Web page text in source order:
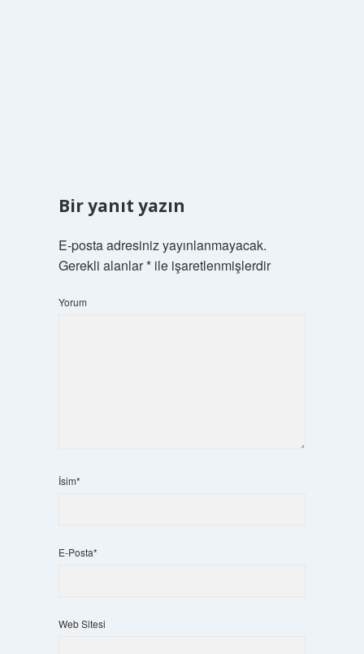
Bir yanıt yazın
E-posta adresiniz yayınlanmayacak.
Gerekli alanlar*ile işaretlenmişlerdir
Yorum
İsim*
E-Posta*
Web Sitesi